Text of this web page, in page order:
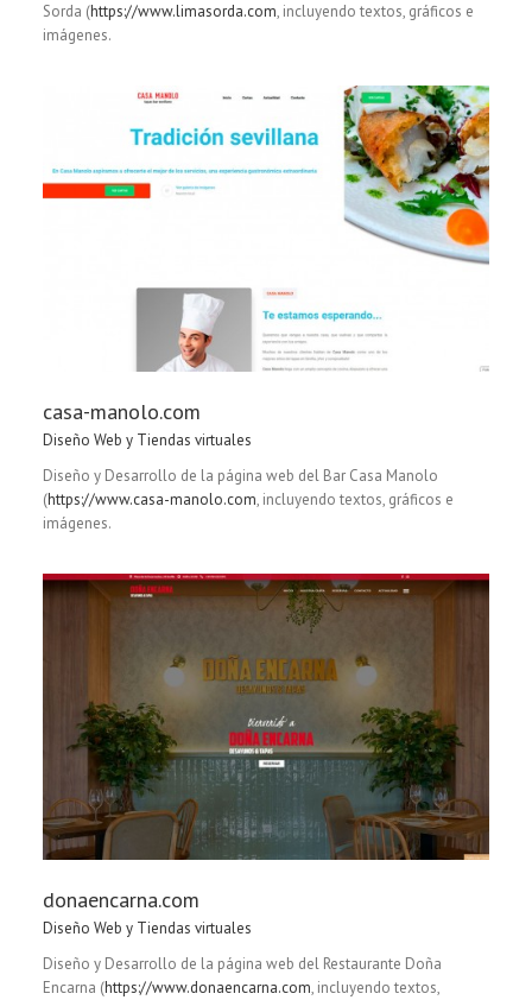
Sorda (https://www.limasorda.com, incluyendo textos, gráficos e
imágenes.
casa-manolo.com
Diseño Web y Tiendas virtuales
Diseño y Desarrollo de la página web del Bar Casa Manolo
(https://www.casa-manolo.com, incluyendo textos, gráficos e
imágenes.
donaencarna.com
Diseño Web y Tiendas virtuales
Diseño y Desarrollo de la página web del Restaurante Doña
Encarna (https://www.donaencarna.com, incluyendo textos,